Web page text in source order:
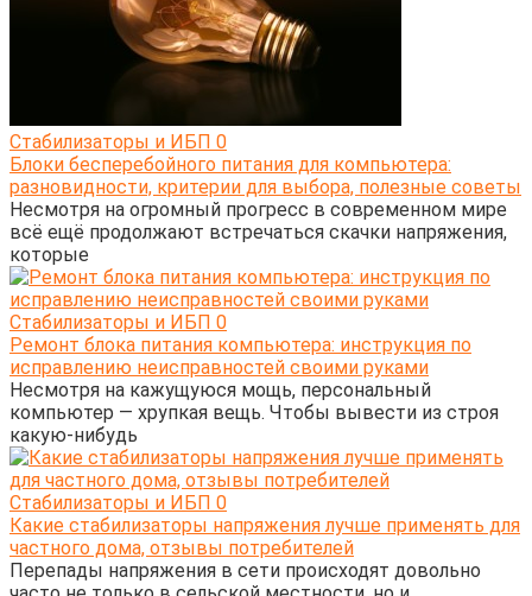
Стабилизаторы и ИБП 0
Блоки бесперебойного питания для компьютера:
разновидности, критерии для выбора, полезные советы
Несмотря на огромный прогресс в современном мире
всё ещё продолжают встречаться скачки напряжения,
которые
Стабилизаторы и ИБП 0
Ремонт блока питания компьютера: инструкция по
исправлению неисправностей своими руками
Несмотря на кажущуюся мощь, персональный
компьютер — хрупкая вещь. Чтобы вывести из строя
какую-нибудь
Стабилизаторы и ИБП 0
Какие стабилизаторы напряжения лучше применять для
частного дома, отзывы потребителей
Перепады напряжения в сети происходят довольно